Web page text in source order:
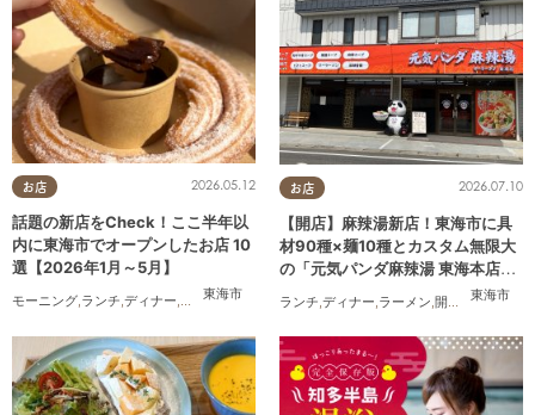
お店
東海市
2026.05.12
話題の新店をCheck！ここ半年以
内に東海市でオープンしたお店 10
選【2026年1月～5月】
モーニング,ランチ,ディナー,パン,カフェ スイーツ,テイクアウト, キッチンカー ,開店,まと
お店
東海市
2026.07.10
【開店】麻辣湯新店！東海市に具
材90種×麺10種とカスタム無限大
の「元気パンダ麻辣湯 東海本店」
ランチ ディナー ラーメン 開店 夫婦,カッ